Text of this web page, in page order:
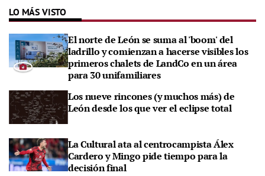
LO MÁS VISTO
El norte de León se suma al 'boom' del
ladrillo y comienzan a hacerse visibles los
primeros chalets de LandCo en un área
para 30 unifamiliares
Los nueve rincones (y muchos más) de
León desde los que ver el eclipse total
La Cultural ata al centrocampista Álex
Cardero y Mingo pide tiempo para la
decisión final